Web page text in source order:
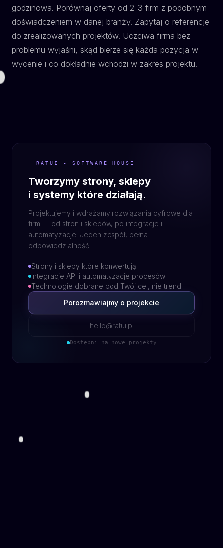
godzinowa. Porównaj oferty od 2-3 firm z podobnym
doświadczeniem w danej branży. Zapytaj o referencje
do zrealizowanych projektów. Uczciwa firma bez
problemu wyjaśni, skąd bierze się każda pozycja w
wycenie i co dokładnie wchodzi w zakres projektu.
RATUI - SOFTWARE HOUSE
Tworzymy strony, sklepy
i systemy które działają.
Projektujemy i wdrażamy rozwiązania cyfrowe dla
firm — od stron i sklepów, po integracje i
automatyzacje. Jeden zespół, pełna
odpowiedzialność.
Strony i sklepy które konwertują
Integracje API i automatyzacje procesów
Technologie dobrane pod Twój cel, nie trend
Porozmawiajmy o projekcie
hello@ratui.pl
Dostępni na nowe projekty